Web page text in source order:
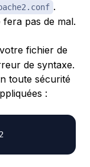
.
pas de mal.
fichier de
de syntaxe.
toute sécurité
: